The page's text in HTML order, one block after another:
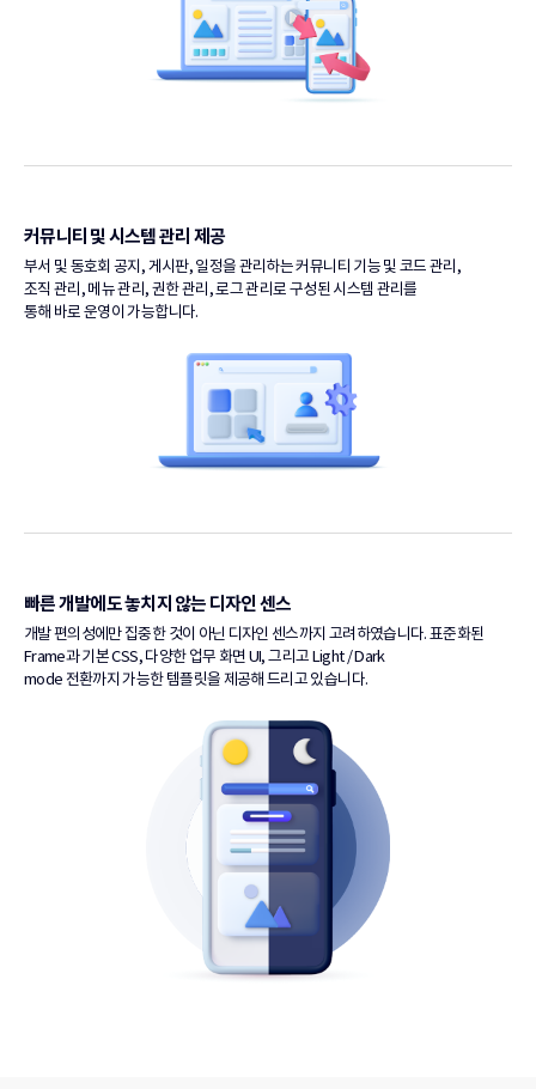
커뮤니티 및시스템 관리 제공
부서 및 동호회 공지, 게시판, 일정을 관리하는 커뮤니티 기능 및코드 관리,
조직 관리, 메뉴 관리, 권한 관리, 로그 관리로 구성된 시스템 관리를
통해 바로 운영이 가능합니다.
빠른 개발에도 놓치지 않는디자인 센스
개발 편의성에만 집중한 것이 아닌 디자인 센스까지 고려하였습니다. 표준화된
Frame과 기본 CSS, 다양한 업무 화면 UI,그리고 Light / Dark
mode 전환까지 가능한 템플릿을 제공해 드리고 있습니다.